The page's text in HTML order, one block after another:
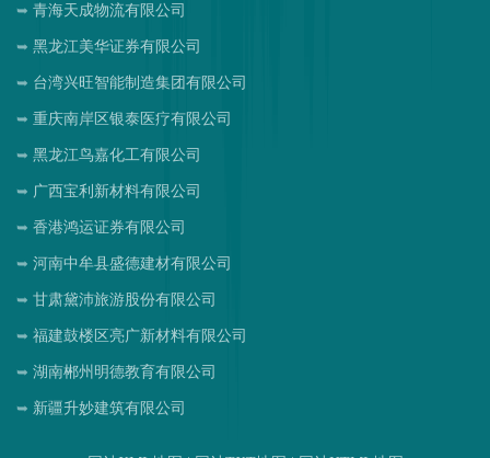
青海天成物流有限公司
黑龙江美华证券有限公司
台湾兴旺智能制造集团有限公司
重庆南岸区银泰医疗有限公司
黑龙江鸟嘉化工有限公司
广西宝利新材料有限公司
香港鸿运证券有限公司
河南中牟县盛德建材有限公司
甘肃黛沛旅游股份有限公司
福建鼓楼区亮广新材料有限公司
湖南郴州明德教育有限公司
新疆升妙建筑有限公司